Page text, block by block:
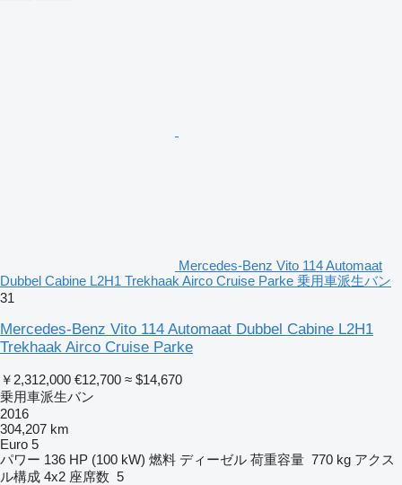
Mercedes-Benz Vito 114 Automaat
Dubbel Cabine L2H1 Trekhaak Airco Cruise Parke 乗用車派生バン
31
Mercedes-Benz Vito 114 Automaat Dubbel Cabine L2H1
Trekhaak Airco Cruise Parke
￥2,312,000 €12,700 ≈ $14,670
乗用車派生バン
2016
304,207 km
Euro 5
パワー 136 HP (100 kW) 燃料 ディーゼル 荷重容量 770 kg アクス
ル構成 4x2 座席数 5